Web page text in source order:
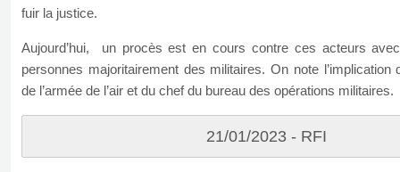
fuir la justice.
Aujourd’hui, un procès est en cours contre ces acteurs
personnes majoritairement des militaires. On note l’implication
de l’armée de l’air et du chef du bureau des opérations militaires.
21/01/2023 - RFI